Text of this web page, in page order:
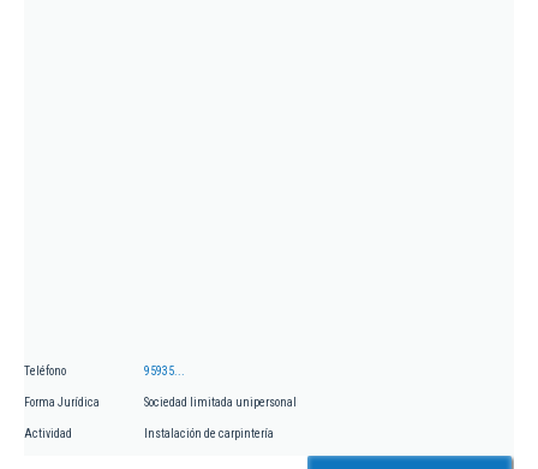
Teléfono 95935...
Forma Jurídica Sociedad limitada unipersonal
Actividad Instalación de carpintería